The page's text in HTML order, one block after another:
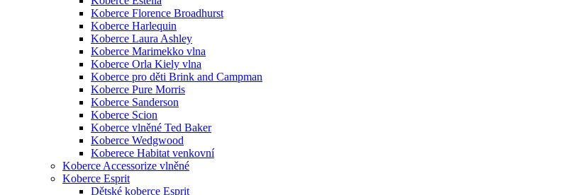
Koberce Florence Broadhurst
Koberce Harlequin
Koberce Laura Ashley
Koberce Marimekko vlna
Koberce Orla Kiely vlna
Koberce pro děti Brink and Campman
Koberce Pure Morris
Koberce Sanderson
Koberce Scion
Koberce vlněné Ted Baker
Koberce Wedgwood
Koberece Habitat venkovní
Koberce Accessorize vlněné
Koberce Esprit
Dětské koberce Esprit